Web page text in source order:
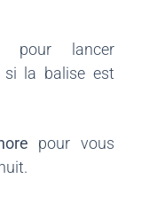
pour lancer
si la balise est
pour vous